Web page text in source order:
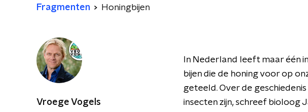
Fragmenten Honingbijen
Vroege Vogels
In Nederland leeft maar één
bijen die de honing voor op
geteeld. Over de
insecten zijn, schreef bioloog